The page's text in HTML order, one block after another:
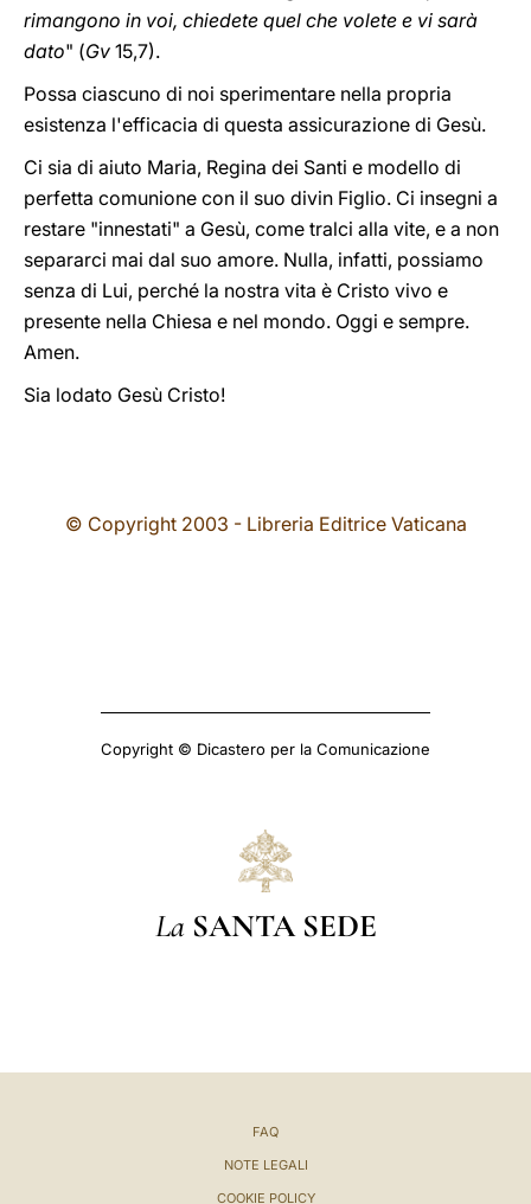
rimangono in voi, chiedete quel che volete e vi sarà
dato" (Gv 15,7).
Possa ciascuno di noi sperimentare nella propria
esistenza l'efficacia di questa assicurazione di Gesù.
Ci sia di aiuto Maria, Regina dei Santi e modello di
perfetta comunione con il suo divin Figlio. Ci insegni a
restare "innestati" a Gesù, come tralci alla vite, e a non
separarci mai dal suo amore. Nulla, infatti, possiamo
senza di Lui, perché la nostra vita è Cristo vivo e
presente nella Chiesa e nel mondo. Oggi e sempre.
Amen.
Sia lodato Gesù Cristo!
© Copyright 2003 - Libreria Editrice Vaticana
Copyright © Dicastero per la Comunicazione
La SANTA SEDE
FAQ
NOTE LEGALI
COOKIE POLICY